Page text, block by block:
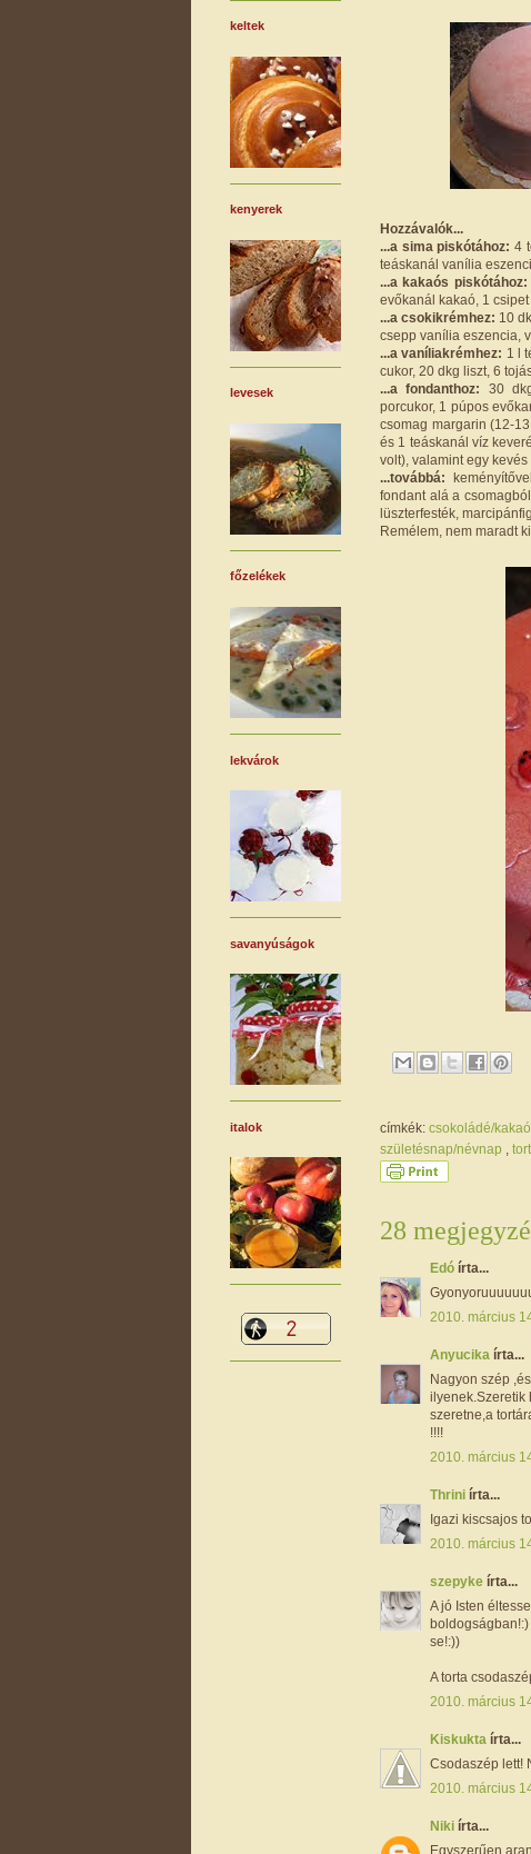
Hozzávalók...
...a sima piskótához: 4
teáskanál vanília
...a kakaós piskótához:
evőkanál kakaó, 1 csipet
...a csokikrémhez: 10
csepp vanília eszencia,
...a vaníliakrémhez: 1 l
cukor, 20 dkg liszt, 6
...a fondanthoz: 30
porcukor, 1 púpos
csomag margarin (12-
és 1 teáskanál víz
volt), valamint egy
...továbbá:
fondant alá a
lüszterfesték,
Remélem, nem maradt
címkék: csokoládé/kakaó
születésnap/névnap
28
Edó írta...
2010. március
Anyucika írta...
Nagyon szép
ilyenek.Szeretik
szeretne,a
!!!!
2010. március
Thrini írta...
Igazi kiscsajos
2010. március
szepyke írta...
A jó Isten
se!:))
A torta
2010. március
Kiskukta írta...
Csodaszép lett!
2010. március
Niki írta...
Egyszerűen
keltek
kenyerek
levesek
főzelékek
lekvárok
savanyúságok
italok